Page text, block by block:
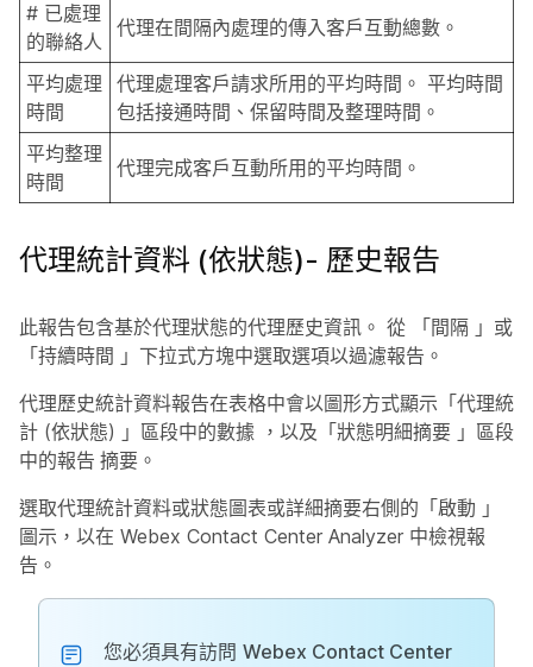
# 已處理
的聯絡人
代理在間隔內處理的傳入客戶互動總數。
平均處理
時間
代理處理客戶請求所用的平均時間。 平均時間
包括接通時間、保留時間及整理時間。
平均整理
時間
代理完成客戶互動所用的平均時間。
代理統計資料 (依狀態)- 歷史報告
此報告包含基於代理狀態的代理歷史資訊。 從 「間隔 」或
「持續時間 」下拉式方塊中選取選項以過濾報告。
代理歷史統計資料報告在表格中會以圖形方式顯示「代理統
計 (依狀態) 」區段中的數據 ，以及「狀態明細摘要 」區段
中的報告 摘要。
選取代理統計資料或狀態圖表或詳細摘要右側的「啟動 」
圖示，以在 Webex Contact Center Analyzer 中檢視報
告。
您必須具有訪問 Webex Contact Center